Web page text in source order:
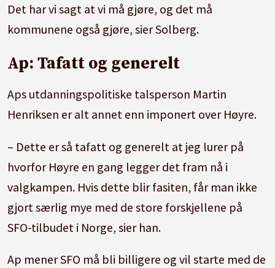
Det har vi sagt at vi må gjøre, og det må
kommunene også gjøre, sier Solberg.
Ap: Tafatt og generelt
Aps utdanningspolitiske talsperson Martin
Henriksen er alt annet enn imponert over Høyre.
– Dette er så tafatt og generelt at jeg lurer på
hvorfor Høyre en gang legger det fram nå i
valgkampen. Hvis dette blir fasiten, får man ikke
gjort særlig mye med de store forskjellene på
SFO-tilbudet i Norge, sier han.
Ap mener SFO må bli billigere og vil starte med de